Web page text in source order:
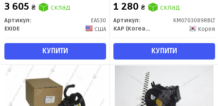
3 605 ₴ склад
Артикул:
EA530
EXIDE
США
КУПИТИ
1 280 ₴ склад
Артикул:
KM0703089RBLT
KAP (KoreaAutoParts)
Корея
КУПИТИ